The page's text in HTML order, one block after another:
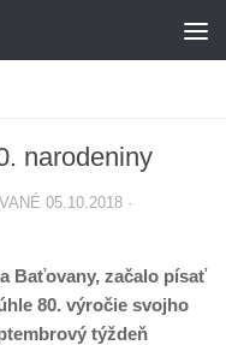
narodeniny
05.10.2018 ·
Baťovany, začalo písať
80. výročie svojho
týždeň